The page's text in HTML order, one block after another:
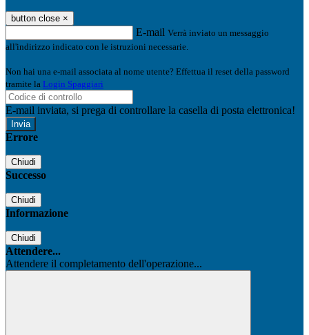
button close ×
E-mail Verrà inviato un messaggio
all'indirizzo indicato con le istruzioni necessarie.
Non hai una e-mail associata al nome utente? Effettua il reset della password
tramite la Login Spaggiari
E-mail inviata, si prega di controllare la casella di posta elettronica!
Errore
Chiudi
Successo
Chiudi
Informazione
Chiudi
Attendere...
Attendere il completamento dell'operazione...